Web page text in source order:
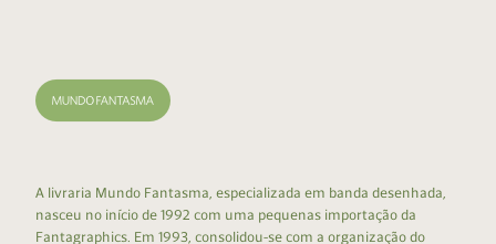
A livraria Mundo Fantasma, especializada em banda desenhada,
nasceu no início de 1992 com uma pequenas importação da
Fantagraphics. Em 1993, consolidou-se com a organização do